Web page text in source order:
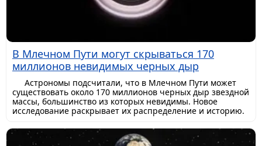
В Млечном Пути могут скрываться 170
миллионов невидимых черных дыр
Астрономы подсчитали, что в Млечном Пути может
существовать около 170 миллионов черных дыр звездной
массы, большинство из которых невидимы. Новое
исследование раскрывает их распределение и историю.